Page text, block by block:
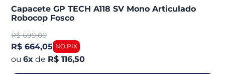
Capacete GP TECH A118 SV Mono Articulado
Robocop Fosco
R$ 699,00
R$ 664,05
6x de R$ 116,50